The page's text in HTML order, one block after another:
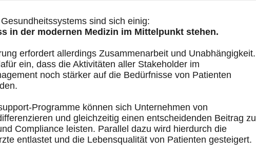
sind sich einig:
in der modernen Medizin im Mittelpunkt stehen.
erfordert allerdings Zusammenarbeit und Unabhängigkeit.
ein, dass die Aktivitäten aller Stakeholder im
noch stärker auf die Bedürfnisse von Patienten
Programme können sich Unternehmen von
und gleichzeitig einen entscheidenden Beitrag zu
Compliance leisten. Parallel dazu wird hierdurch die
entlastet und die Lebensqualität von Patienten gesteigert.